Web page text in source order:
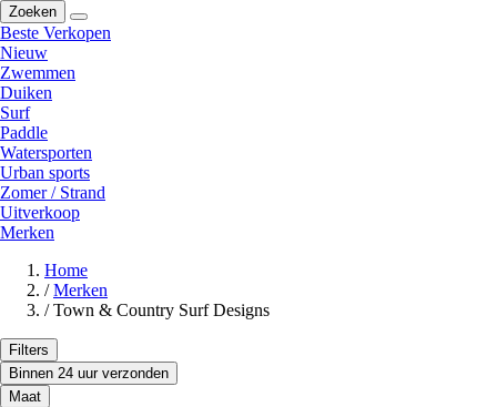
Zoeken
Beste Verkopen
Nieuw
Zwemmen
Duiken
Surf
Paddle
Watersporten
Urban sports
Zomer / Strand
Uitverkoop
Merken
Home
/ Merken
/ Town & Country Surf Designs
Filters
Binnen 24 uur verzonden
Maat